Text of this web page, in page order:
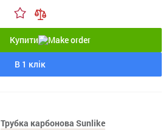
Купити
В 1 клік
Трубка карбонова Sunlike